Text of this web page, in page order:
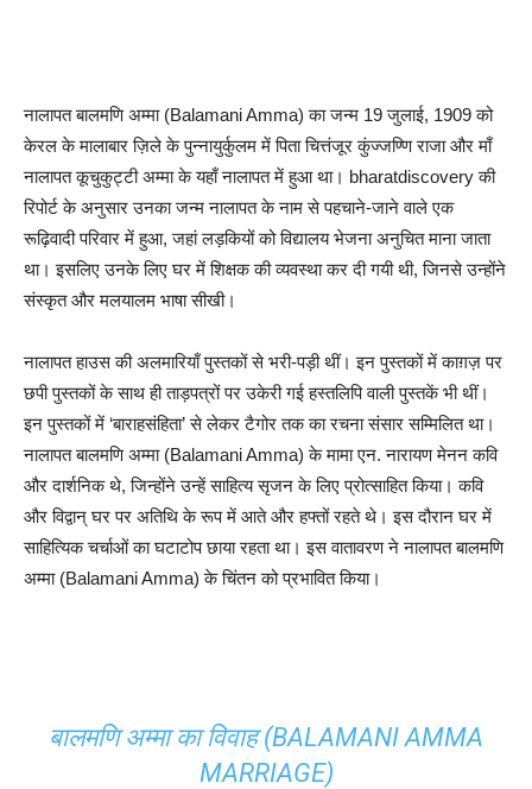
नालापत बालमणि अम्मा (Balamani Amma) का जन्म 19 जुलाई, 1909 को
केरल के मालाबार ज़िले के पुन्नायुर्कुलम में पिता चित्तंजूर कुंज्जण्णि राजा और माँ
नालापत कूचुकुट्टी अम्मा के यहाँ नालापत में हुआ था। bharatdiscovery की
रिपोर्ट के अनुसार उनका जन्म नालापत के नाम से पहचाने-जाने वाले एक
रूढ़िवादी परिवार में हुआ, जहां लड़कियों को विद्यालय भेजना अनुचित माना जाता
था। इसलिए उनके लिए घर में शिक्षक की व्यवस्था कर दी गयी थी, जिनसे उन्होंने
संस्कृत और मलयालम भाषा सीखी।
नालापत हाउस की अलमारियाँ पुस्तकों से भरी-पड़ी थीं। इन पुस्तकों में काग़ज़ पर
छपी पुस्तकों के साथ ही ताड़पत्रों पर उकेरी गई हस्तलिपि वाली पुस्तकें भी थीं।
इन पुस्तकों में ‘बाराहसंहिता’ से लेकर टैगोर तक का रचना संसार सम्मिलित था।
नालापत बालमणि अम्मा (Balamani Amma) के मामा एन. नारायण मेनन कवि
और दार्शनिक थे, जिन्होंने उन्हें साहित्य सृजन के लिए प्रोत्साहित किया। कवि
और विद्वान् घर पर अतिथि के रूप में आते और हफ्तों रहते थे। इस दौरान घर में
साहित्यिक चर्चाओं का घटाटोप छाया रहता था। इस वातावरण ने नालापत बालमणि
अम्मा (Balamani Amma) के चिंतन को प्रभावित किया।
बालमणि अम्मा का विवाह (BALAMANI AMMA
MARRIAGE)